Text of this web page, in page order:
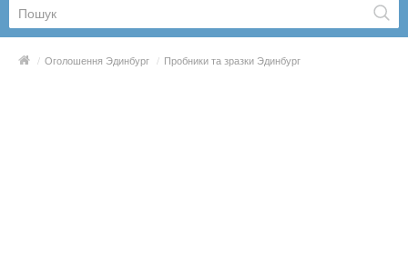
/ Оголошення Эдинбург / Пробники та зразки Эдинбург